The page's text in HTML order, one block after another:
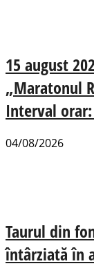
15 august
„Maratonul
Interval
04/08/2026
Taurul din
întârziată în